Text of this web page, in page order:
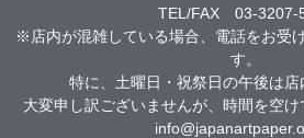
TEL/FAX 03-3207-
※店内が混雑している場合、電話をお受
す。
特に、土曜日・祝祭日の午後は店
大変申し訳ございませんが、時間を空け